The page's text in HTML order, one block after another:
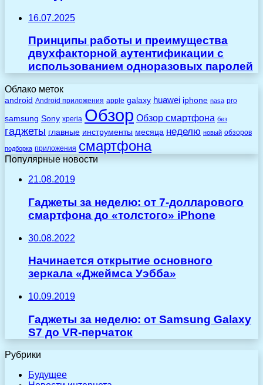
16.07.2025
Принципы работы и преимущества
двухфакторной аутентификации с
использованием одноразовых паролей
Облако меток
android Android приложения apple galaxy huawei iphone nasa pro
samsung Sony xperia Обзор Обзор смартфона без
гаджеты главные инструменты месяца неделю новый обзоров
подборка приложения смартфона
Популярные новости
21.08.2019
Гаджеты за неделю: от 7-долларового
смартфона до «толстого» iPhone
30.08.2022
Начинается открытие основного
зеркала «Джеймса Уэбба»
10.09.2019
Гаджеты за неделю: от Samsung Galaxy
S7 до VR-перчаток
Рубрики
Будущее